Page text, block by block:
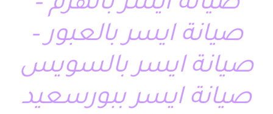
صيانة ايسر بالعبور –
صيانة ايسر بالسويس
صيانة ايسر ببورسعيد